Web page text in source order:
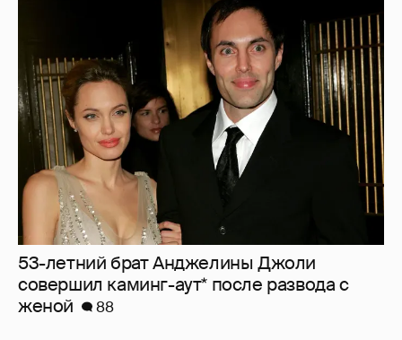
53-летний брат Анджелины Джоли
совершил каминг-аут* после развода с
женой
88